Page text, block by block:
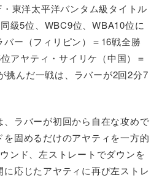
東洋太平洋バンタム級タイトル
級5位、WBC9位、WBA10位に
ー（フィリピン）＝16戦全勝
アヤティ・サイリケ（中国）＝
挑んだ一戦は、ラバーが2回2分7
ラバーが初回から自在な攻めで
固めるだけのアヤティを一方的
ンド、左ストレートでダウンを
応じたアヤティに再び左ストレ